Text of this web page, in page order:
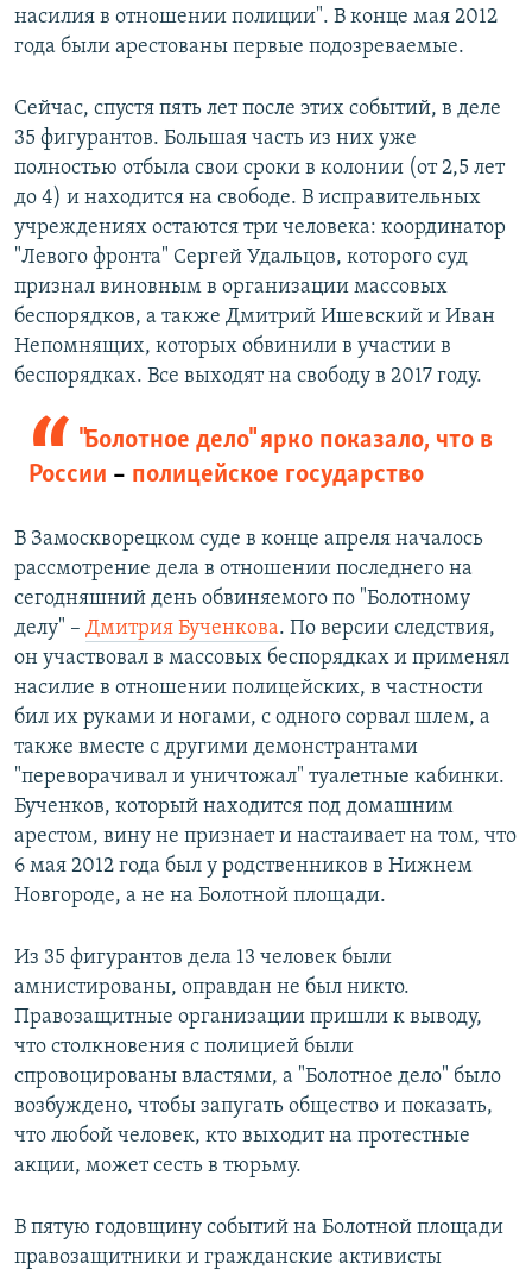
насилия в отношении полиции". В конце мая 2012
года были арестованы первые подозреваемые.
Сейчас, спустя пять лет после этих событий, в деле
35 фигурантов. Большая часть из них уже
полностью отбыла свои сроки в колонии (от 2,5 лет
до 4) и находится на свободе. В исправительных
учреждениях остаются три человека: координатор
"Левого фронта" Сергей Удальцов, которого суд
признал виновным в организации массовых
беспорядков, а также Дмитрий Ишевский и Иван
Непомнящих, которых обвинили в участии в
беспорядках. Все выходят на свободу в 2017 году.
"Болотное дело" ярко показало, что в
России – полицейское государство
В Замоскворецком суде в конце апреля началось
рассмотрение дела в отношении последнего на
сегодняшний день обвиняемого по "Болотному
делу" – Дмитрия Бученкова. По версии следствия,
он участвовал в массовых беспорядках и применял
насилие в отношении полицейских, в частности
бил их руками и ногами, с одного сорвал шлем, а
также вместе с другими демонстрантами
"переворачивал и уничтожал" туалетные кабинки.
Бученков, который находится под домашним
арестом, вину не признает и настаивает на том, что
6 мая 2012 года был у родственников в Нижнем
Новгороде, а не на Болотной площади.
Из 35 фигурантов дела 13 человек были
амнистированы, оправдан не был никто.
Правозащитные организации пришли к выводу,
что столкновения с полицией были
спровоцированы властями, а "Болотное дело" было
возбуждено, чтобы запугать общество и показать,
что любой человек, кто выходит на протестные
акции, может сесть в тюрьму.
В пятую годовщину событий на Болотной площади
правозащитники и гражданские активисты